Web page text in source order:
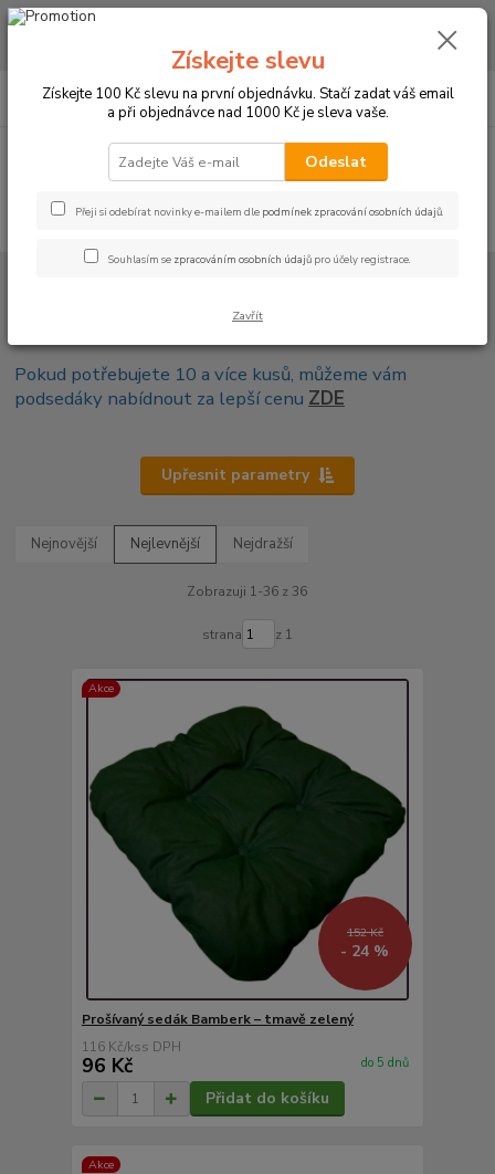
CHCETE NAKOUPIT VĚTŠÍ MNOŽSTVÍ NAŠICH PRODUKTŮ ZA LEPŠÍ
CZK
Hledat
+420 773 794 023
Pondělí-pátek 9-16 hodin
0
Podsedáky na židle
Pokud potřebujete 10 a více kusů, můžeme vám
podsedáky nabídnout za lepší cenu ZDE
Upřesnit parametry
Nejnovější Nejlevnější Nejdražší
Zobrazuji 1-36 z 36
strana z 1
Akce
152 Kč
- 24 %
Prošívaný sedák Bamberk – tmavě zelený
116 Kč/ks
96 Kč do 5 dnů
Přidat do košíku
Akce
Získejte slevu
Získejte 100 Kč slevu na první objednávku. Stačí zadat váš email
a při objednávce nad 1000 Kč je sleva vaše.
Odeslat
Přeji si odebírat novinky e-mailem dle podmínek zpracování osobních údajů.
Souhlasím se zpracováním osobních údajů pro účely registrace.
Zavřít